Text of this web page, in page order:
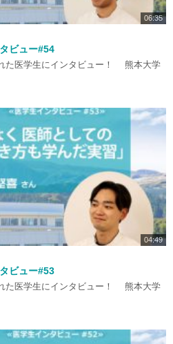
06:35
ビュー#54
た医学生にインタビュー！ 熊本大学
04:49
ビュー#53
た医学生にインタビュー！ 熊本大学